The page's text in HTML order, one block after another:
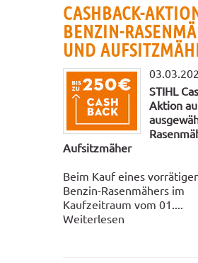
CASHBACK-
BENZIN-
UND
STIHL
Aktion
Aufsitzmäher
Beim Kauf eines vorrätigen
Benzin-Rasenmähers im
Kaufzeitraum vom 01....
Weiterlesen